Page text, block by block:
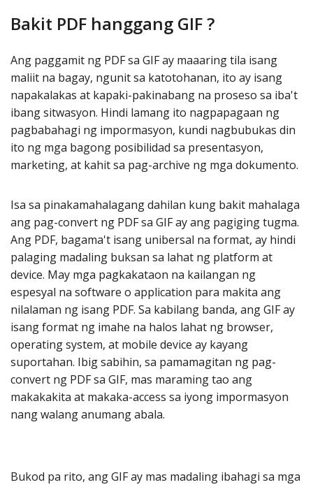
Bakit PDF hanggang GIF ?
Ang paggamit ng PDF sa GIF ay maaaring tila isang
maliit na bagay, ngunit sa katotohanan, ito ay isang
napakalakas at kapaki-pakinabang na proseso sa iba't
ibang sitwasyon. Hindi lamang ito nagpapagaan ng
pagbabahagi ng impormasyon, kundi nagbubukas din
ito ng mga bagong posibilidad sa presentasyon,
marketing, at kahit sa pag-archive ng mga dokumento.
Isa sa pinakamahalagang dahilan kung bakit mahalaga
ang pag-convert ng PDF sa GIF ay ang pagiging tugma.
Ang PDF, bagama't isang unibersal na format, ay hindi
palaging madaling buksan sa lahat ng platform at
device. May mga pagkakataon na kailangan ng
espesyal na software o application para makita ang
nilalaman ng isang PDF. Sa kabilang banda, ang GIF ay
isang format ng imahe na halos lahat ng browser,
operating system, at mobile device ay kayang
suportahan. Ibig sabihin, sa pamamagitan ng pag-
convert ng PDF sa GIF, mas maraming tao ang
makakakita at makaka-access sa iyong impormasyon
nang walang anumang abala.
Bukod pa rito, ang GIF ay mas madaling ibahagi sa mga